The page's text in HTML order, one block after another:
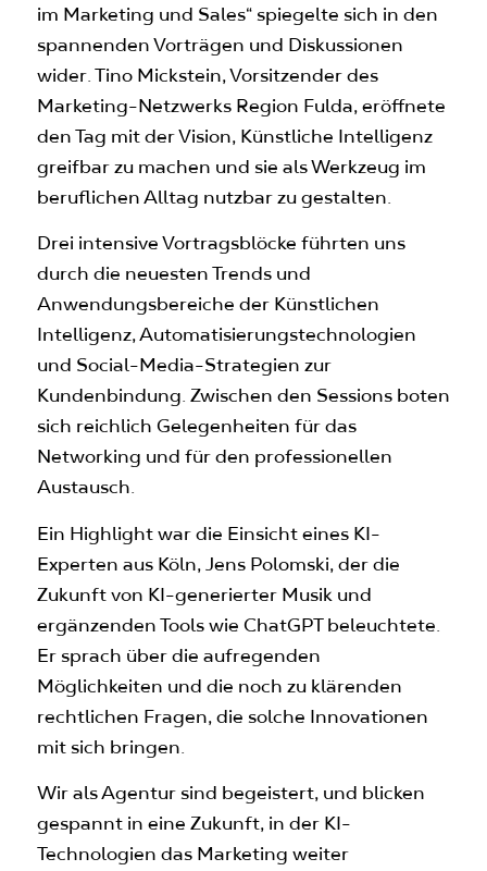
im Marketing und Sales“ spiegelte sich in den
spannenden Vorträgen und Diskussionen
wider. Tino Mickstein, Vorsitzender des
Marketing-Netzwerks Region Fulda, eröffnete
den Tag mit der Vision, Künstliche Intelligenz
greifbar zu machen und sie als Werkzeug im
beruflichen Alltag nutzbar zu gestalten.
Drei intensive Vortragsblöcke führten uns
durch die neuesten Trends und
Anwendungsbereiche der Künstlichen
Intelligenz, Automatisierungstechnologien
und Social-Media-Strategien zur
Kundenbindung. Zwischen den Sessions boten
sich reichlich Gelegenheiten für das
Networking und für den professionellen
Austausch.
Ein Highlight war die Einsicht eines KI-
Experten aus Köln, Jens Polomski, der die
Zukunft von KI-generierter Musik und
ergänzenden Tools wie ChatGPT beleuchtete.
Er sprach über die aufregenden
Möglichkeiten und die noch zu klärenden
rechtlichen Fragen, die solche Innovationen
mit sich bringen.
Wir als Agentur sind begeistert, und blicken
gespannt in eine Zukunft, in der KI-
Technologien das Marketing weiter